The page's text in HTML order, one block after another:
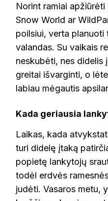
Norint ramiai
Snow World ar
poilsiui, verta planuoti
valandas. Su vaikais
neskubėti, nes didelis
greitai išvarginti, o
labiau mėgautis
Kada geriausia
Laikas, kada
turi didelę įtaką
popietę lankytojų
todėl erdvės
judėti. Vasaros metu,